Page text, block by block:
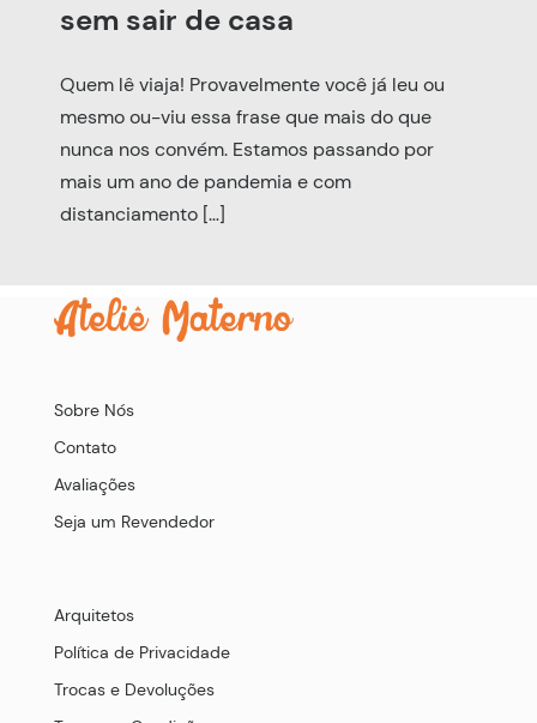
sem sair de casa
Quem lê viaja! Provavelmente você já leu ou
mesmo ou-viu essa frase que mais do que
nunca nos convém. Estamos passando por
mais um ano de pandemia e com
distanciamento […]
Sobre Nós
Contato
Avaliações
Seja um Revendedor
Arquitetos
Política de Privacidade
Trocas e Devoluções